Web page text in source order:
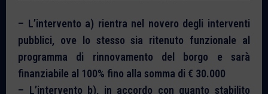
– L’intervento a) rientra nel novero degli interventi
pubblici, ove lo stesso sia ritenuto funzionale al
programma di rinnovamento del borgo e sarà
finanziabile al 100% fino alla somma di € 30.000
– L’intervento b), in accordo con quanto stabilito